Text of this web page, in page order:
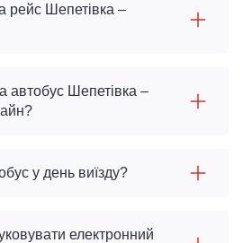
рейс Шепетівка –
автобус Шепетівка –
у день виїзду?
електронний